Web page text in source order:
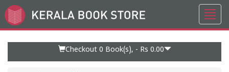
Go
to
Checkout 0 Book(s), - Rs 0.00